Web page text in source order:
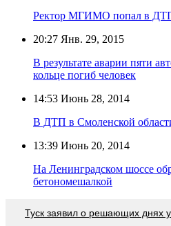
Ректор МГИМО попал в
20:27 Янв. 29, 2015
В результате аварии пяти
кольце погиб человек
14:53 Июнь 28, 2014
В ДТП в Смоленской
13:39 Июнь 20, 2014
На Ленинградском шоссе
бетономешалкой
Туск заявил о решающих днях